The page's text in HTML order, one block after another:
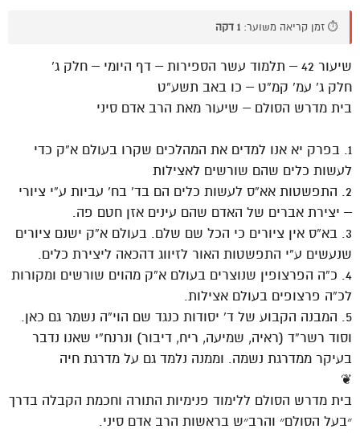
⏱️ זמן קריאה משוער: 1 דקה
שיעור 42 – תלמוד עשר הספירות – דף היומי – חלק ג’
חלק ג’ עמ’ קמ”ט – כו באב תשע”ט
בית מדרש הסולם – שיעור מאת הרב אדם סיני
1. בפרק יא אנו למדים את המהלכים שקרו בעולם א”ק כדי
לעשות כלים שהם שורשים לאצילות
2. התפשטות אא”ס לעשות כלים הם בד’ בח’ עביות ע”י ציורי
– יצירת אברים של האדם שהם עינים אזן חטם פה.
3. בא”ס אין ציורים כי הכל שם שלם. בעולם א”ק ישנם ציורים
שנעשים ע”י התפשטות האור לזיווג דהכאה ליצירת כלים.
4. כ”ה הפרצופין שנוצרים בעולם א”ק מהוים שורשים ומקורות
לכ”ה פרצופים בעולם אצילות.
5. המבנה הקבוע של ד’ יסודות כנגד שם הוי”ה נשמר גם כאן.
וסוד רשר”ד (ראיה, שמיעה, ריח, דיבור) ונרנח”י שאנו נדבר
בעיקר ממדרגת נשמה. וממנה נלמד גם על מדרגת חיה
❦
בית מדרש הסולם ללימוד פנימיות התורה וחכמת הקבלה בדרך
״בעל הסולם״ והרב״ש בראשות הרב אדם סיני.